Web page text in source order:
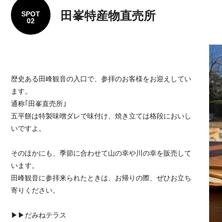
SPOT
02
田峯特産物直売所
歴史ある田峰観音の入口で、参拝のお客様をお迎えしてい
ます。
通称｢田峯直売所｣
五平餅は特製味噌ダレで味付け、焼き立ては格段においし
いですよ。
そのほかにも、季節に合わせて山の幸や川の幸を販売して
います。
田峰観音に参拝来られたときは、お帰りの際、ぜひお立ち
寄りください。
▶▶だみねテラス